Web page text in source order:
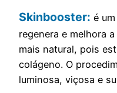
Skinbooster: é
regenera e melhora
mais natural, pois
colágeno. O
luminosa, viçosa e